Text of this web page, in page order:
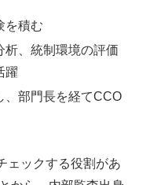
を積む
析、統制環境の評価
躍
、部門長を経てCCO
ェックする役割があ